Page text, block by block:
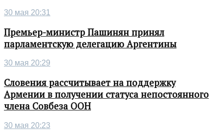
30 мая 20:31
Премьер-министр Пашинян принял
парламентскую делегацию Аргентины
30 мая 20:29
Словения рассчитывает на поддержку
Армении в получении статуса непостоянного
члена Совбеза ООН
30 мая 20:23